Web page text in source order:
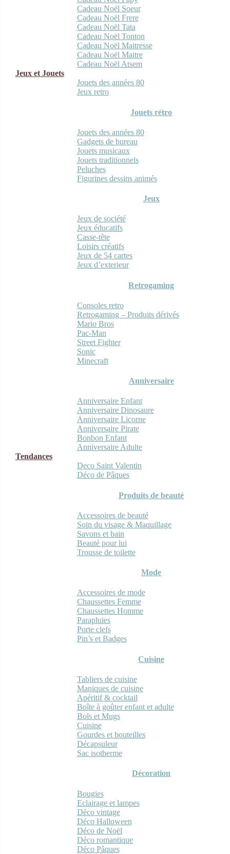
Cadeau Noël Soeur
Cadeau Noël Frere
Cadeau Noël Tata
Cadeau Noël Tonton
Cadeau Noël Maitresse
Cadeau Noël Maitre
Cadeau Noël Atsem
Jeux et Jouets
Jouets des années 80
Jeux retro
Jouets rétro
Jouets des années 80
Gadgets de bureau
Jouets musicaux
Jouets traditionnels
Peluches
Figurines dessins animés
Jeux
Jeux de société
Jeux éducatifs
Casse-tête
Loisirs créatifs
Jeux de 54 cartes
Jeux d’exterieur
Retrogaming
Consoles retro
Retrogaming – Produits dérivés
Mario Bros
Pac-Man
Street Fighter
Sonic
Minecraft
Anniversaire
Anniversaire Enfant
Anniversaire Dinosaure
Anniversaire Licorne
Anniversaire Pirate
Bonbon Enfant
Anniversaire Adulte
Tendances
Deco Saint Valentin
Déco de Pâques
Produits de beauté
Accessoires de beauté
Soin du visage & Maquillage
Savons et bain
Beauté pour lui
Trousse de toilette
Mode
Accessoires de mode
Chaussettes Femme
Chaussettes Homme
Parapluies
Porte clefs
Pin’s et Badges
Cuisine
Tabliers de cuisine
Maniques de cuisine
Apéritif & cocktail
Boîte à goûter enfant et adulte
Bols et Mugs
Cuisine
Gourdes et bouteilles
Décapsuleur
Sac isotherme
Décoration
Bougies
Eclairage et lampes
Déco vintage
Déco Halloween
Déco de Noël
Déco romantique
Déco Pâques